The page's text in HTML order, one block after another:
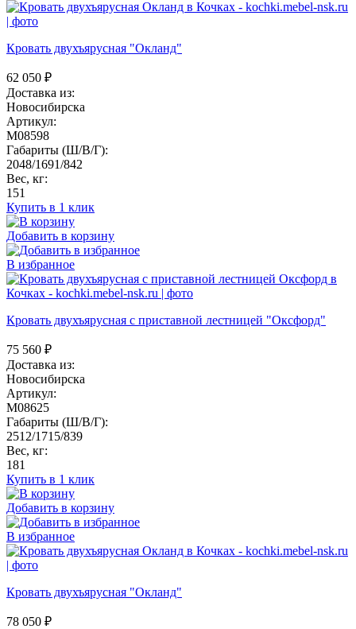
Кровать двухъярусная "Окланд"
62 050 ₽
Доставка из:
Новосибирска
Артикул:
M08598
Габариты (Ш/В/Г):
2048/1691/842
Вес, кг:
151
Купить в 1 клик
Добавить в корзину
В избранное
Кровать двухъярусная с приставной лестницей "Оксфорд"
75 560 ₽
Доставка из:
Новосибирска
Артикул:
M08625
Габариты (Ш/В/Г):
2512/1715/839
Вес, кг:
181
Купить в 1 клик
Добавить в корзину
В избранное
Кровать двухъярусная "Окланд"
78 050 ₽